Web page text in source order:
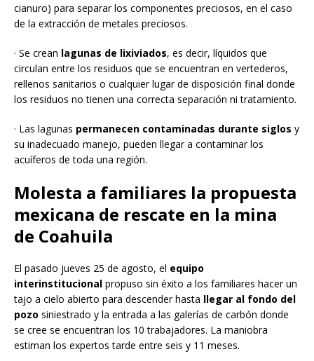
cianuro) para separar los componentes preciosos, en el caso
de la extracción de metales preciosos.
· Se crean lagunas de lixiviados, es decir, líquidos que
circulan entre los residuos que se encuentran en vertederos,
rellenos sanitarios o cualquier lugar de disposición final donde
los residuos no tienen una correcta separación ni tratamiento.
· Las lagunas permanecen contaminadas durante siglos y
su inadecuado manejo, pueden llegar a contaminar los
acuíferos de toda una región.
Molesta a familiares la propuesta
mexicana de rescate en la mina
de Coahuila
El pasado jueves 25 de agosto, el equipo
interinstitucional propuso sin éxito a los familiares hacer un
tajo a cielo abierto para descender hasta llegar al fondo del
pozo siniestrado y la entrada a las galerías de carbón donde
se cree se encuentran los 10 trabajadores. La maniobra
estiman los expertos tarde entre seis y 11 meses.